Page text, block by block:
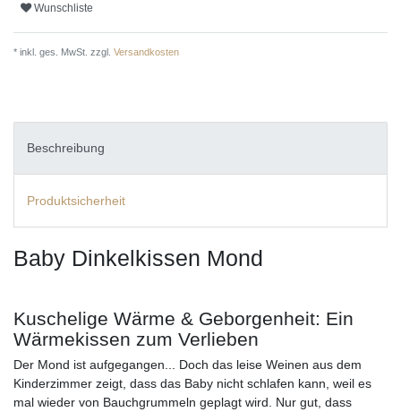
Wunschliste
* inkl. ges. MwSt. zzgl. Versandkosten
Beschreibung
Produktsicherheit
Baby Dinkelkissen Mond
Kuschelige Wärme & Geborgenheit: Ein
Wärmekissen zum Verlieben
Der Mond ist aufgegangen... Doch das leise Weinen aus dem
Kinderzimmer zeigt, dass das Baby nicht schlafen kann, weil es
mal wieder von Bauchgrummeln geplagt wird. Nur gut, dass